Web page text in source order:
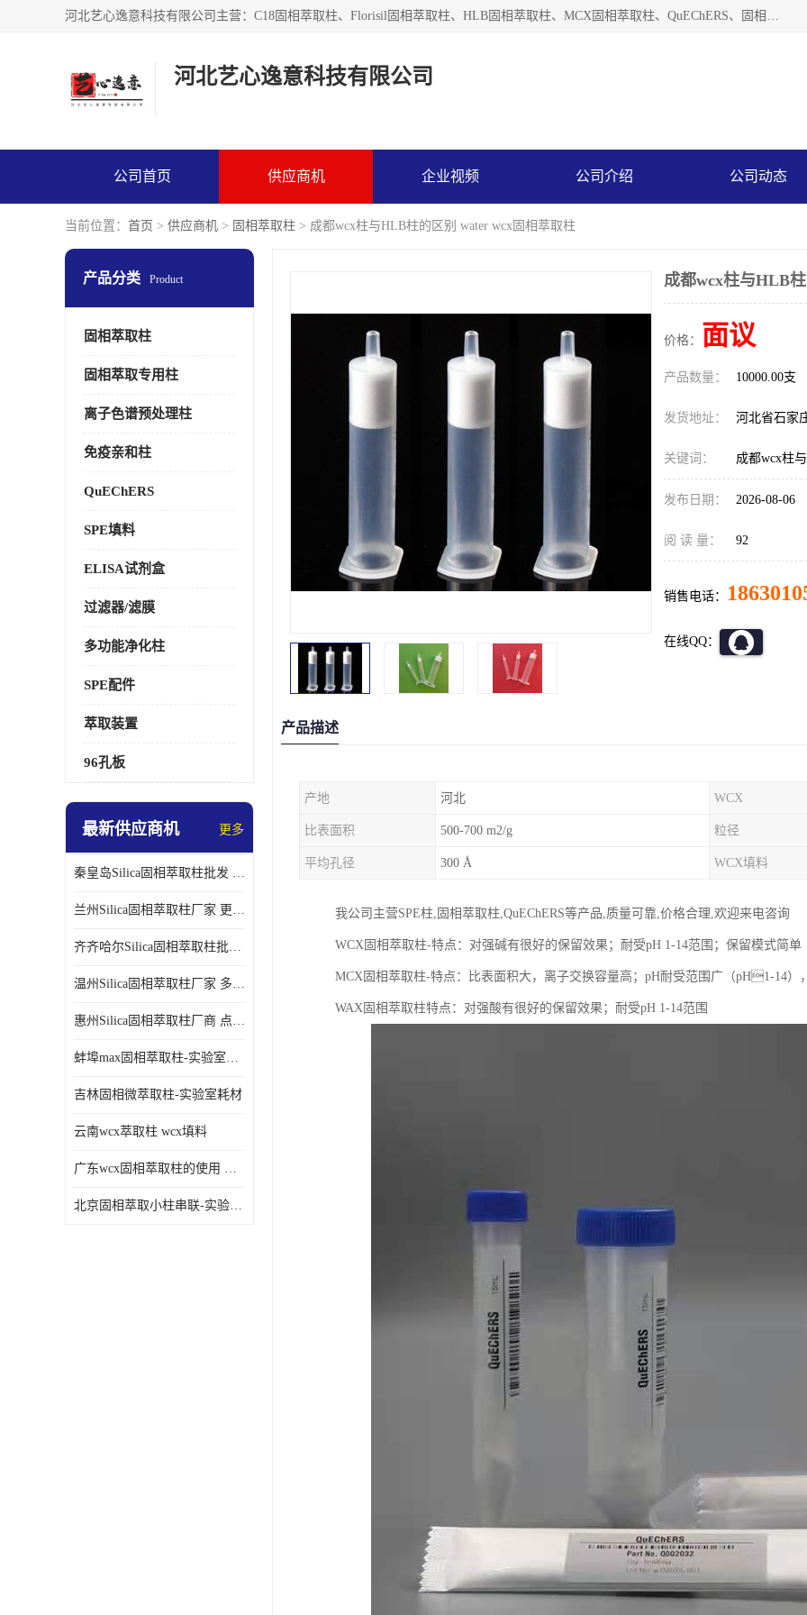
河北艺心逸意科技有限公司主营：C18固相萃取柱、Florisil固相萃取柱、HLB固相萃取柱、MCX固相萃取柱、QuEChERS、固相萃取空柱、针式过滤器 、固相萃取柱、黄曲霉毒素亲和柱。全国咨询热线：18630105913。河北艺心逸意科技有限公司接受来样定做，我们秉承着“顾客至上，锐意进取”的经营理念，坚持客户至上的原则为广大客户提供优质的服务，欢迎广大客户惠顾！免费咨询！
河北艺心逸意科技有限公司
公司首页 供应商机 企业视频 公司介绍 公司动态
当前位置： 首页 > 供应商机 > 固相萃取柱 > 成都wcx柱与HLB柱的区别 water wcx固相萃取柱
产品分类 Product
固相萃取柱
固相萃取专用柱
离子色谱预处理柱
免疫亲和柱
QuEChERS
SPE填料
ELISA试剂盒
过滤器/滤膜
多功能净化柱
SPE配件
萃取装置
96孔板
最新供应商机 更多
秦皇岛Silica固相萃取柱批发 更多请咨询
兰州Silica固相萃取柱厂家 更多请咨询
齐齐哈尔Silica固相萃取柱批发 更多请咨询
温州Silica固相萃取柱厂家 多种规格
惠州Silica固相萃取柱厂商 点击查询更多
蚌埠max固相萃取柱-实验室耗材
吉林固相微萃取柱-实验室耗材
云南wcx萃取柱 wcx填料
广东wcx固相萃取柱的使用 wcx固相萃取柱通用流程
北京固相萃取小柱串联-实验室耗材
成都wcx柱与HLB
价格： 面议
产品数量： 10000.00支
发货地址： 河北省石家
关键词： 成都wcx柱
发布日期： 2026-08-06
阅 读 量： 92
销售电话：
在线QQ：
产品描述
产地 河北 WCX
比表面积 500-700 m2/g 粒径
平均孔径 300 Å WCX填料
我公司主营SPE柱,固相萃取柱,QuEChERS等产品,质量可靠,价格合理,欢迎来电咨询
WCX固相萃取柱-特点：对强碱有很好的保留效果；耐受pH 1-14范围；保留模式简单
MCX固相萃取柱-特点：比表面积大，离子交换容量高；pH耐受范围⼴（pH1-14）
WAX固相萃取柱特点：对强酸有很好的保留效果；耐受pH 1-14范围